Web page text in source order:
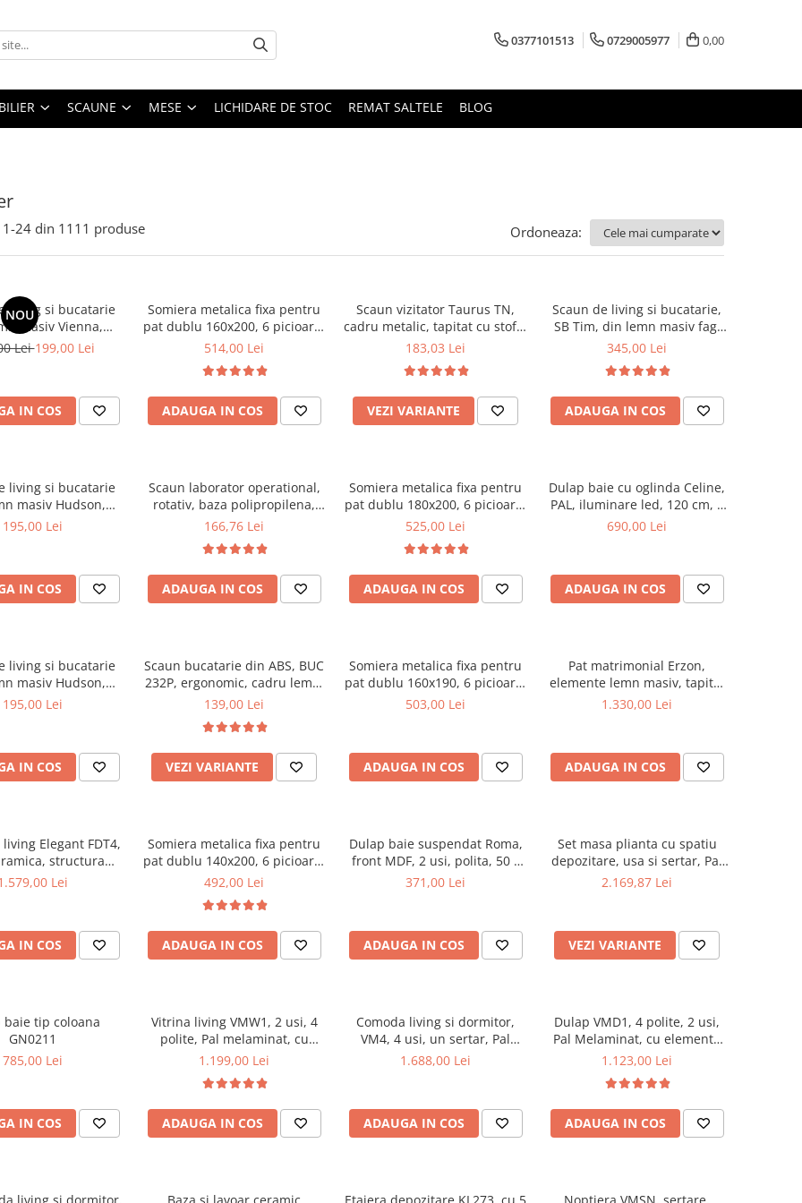
0377101513 0729005977 0,00
SCAUNE MESE LICHIDARE DE STOC REMAT SALTELE BLOG
1-24 din 1111 produse Ordoneaza:
NOU
living si bucatarie
masiv Vienna,
stofa,100 kg,
Lei199,00 Lei
IN COS
Somiera metalica fixa pentru
pat dublu 160x200, 6 picioare,
32 lamele lemn fag, benzi
negru
514,00 Lei
ADAUGA IN COS
Scaun vizitator Taurus TN,
cadru metalic, tapitat cu stofa,
stivuibil, 120 kg, negru
183,03 Lei
VEZI VARIANTE
Scaun de living si bucatarie,
SB Tim, din lemn masiv fag,
tapiterie stofa, lacuit, 120 kg,
345,00 Lei
ADAUGA IN COS
living si bucatarie
masiv Hudson,
stofa,100 kg,
195,00 Lei
IN COS
Scaun laborator operational,
rotativ, baza polipropilena,
piele ecologica, inaltime
166,76 Lei
ADAUGA IN COS
Somiera metalica fixa pentru
pat dublu 180x200, 6 picioare,
32 lamele lemn fag, benzi
negru
525,00 Lei
ADAUGA IN COS
Dulap baie cu oglinda Celine,
PAL, iluminare led, 120 cm, 3
usi, 3 rafturi, soft close, alb
690,00 Lei
ADAUGA IN COS
living si bucatarie
masiv Hudson,
stofa,100 kg,
195,00 Lei
IN COS
Scaun bucatarie din ABS, BUC
232P, ergonomic, cadru lemn,
100 kg
139,00 Lei
VEZI VARIANTE
Somiera metalica fixa pentru
pat dublu 160x190, 6 picioare,
30 lamele lemn fag, benzi
503,00 Lei
ADAUGA IN COS
Pat matrimonial Erzon,
elemente lemn masiv, tapitat
cu stofa, cu somiera,140x200
1.330,00 Lei
ADAUGA IN COS
Elegant FDT4,
structura
140x80x75 cm,
bej
Lei
IN COS
Somiera metalica fixa pentru
pat dublu 140x200, 6 picioare,
32 lamele lemn fag, benzi
negru
492,00 Lei
ADAUGA IN COS
Dulap baie suspendat Roma,
front MDF, 2 usi, polita, 50 x
68 cm, alb
371,00 Lei
ADAUGA IN COS
Set masa plianta cu spatiu
depozitare, usa si sertar, Pal
Melaminat, 160x96x80 cm si 6
2.169,87 Lei
VEZI VARIANTE
baie tip coloana
GN0211
785,00 Lei
IN COS
Vitrina living VMW1, 2 usi, 4
polite, Pal melaminat, cu
insertii MDF, Nuc
1.199,00 Lei
ADAUGA IN COS
Comoda living si dormitor,
VM4, 4 usi, un sertar, Pal
melaminat, cu insertii MDF,
1.688,00 Lei
ADAUGA IN COS
Dulap VMD1, 4 polite, 2 usi,
Pal Melaminat, cu elemente
din MDF, Nuc
1.123,00 Lei
ADAUGA IN COS